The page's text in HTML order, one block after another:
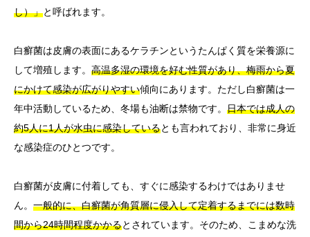
し）」と呼ばれます。
白癬菌は皮膚の表面にあるケラチンというたんぱく質を栄養源に
して増殖します。 高温多湿の環境を好む性質があり、梅雨から夏
にかけて感染が広がりやすい傾向にあります。ただし白癬菌は一
年中活動しているため、冬場も油断は禁物です。 日本では成人の
約5人に1人が水虫に感染しているとも言われており、非常に身近
な感染症のひとつです。
白癬菌が皮膚に付着しても、すぐに感染するわけではありませ
ん。 一般的に、白癬菌が角質層に侵入して定着するまでには数時
間から24時間程度かかるとされています。そのため、こまめな洗